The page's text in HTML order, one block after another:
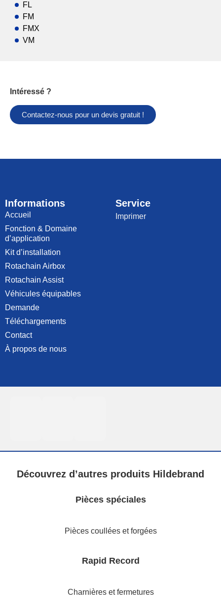
FL
FM
FMX
VM
Intéressé ?
Contactez-nous pour un devis gratuit !
Informations
Accueil
Fonction & Domaine
d’application
Kit d’installation
Rotachain Airbox
Rotachain Assist
Véhicules équipables
Demande
Téléchargements
Contact
À propos de nous
Service
Imprimer
Découvrez d’autres produits Hildebrand
Pièces spéciales
Pièces coullées et forgées
Rapid Record
Charnières et fermetures